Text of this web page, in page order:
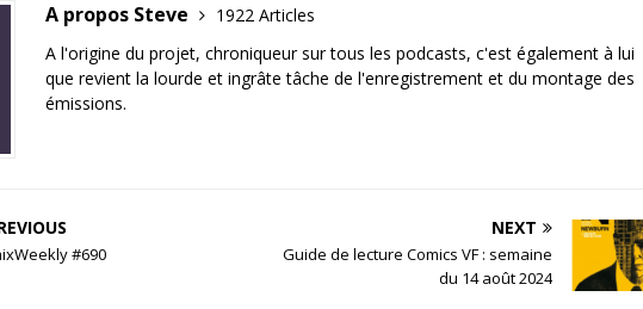
A propos Steve
1922 Articles
A l'origine du projet, chroniqueur sur tous les podcasts, c'est également à lui
que revient la lourde et ingrâte tâche de l'enregistrement et du montage des
émissions.
#690
NEXT
Guide de lecture Comics VF : semaine
du 14 août 2024